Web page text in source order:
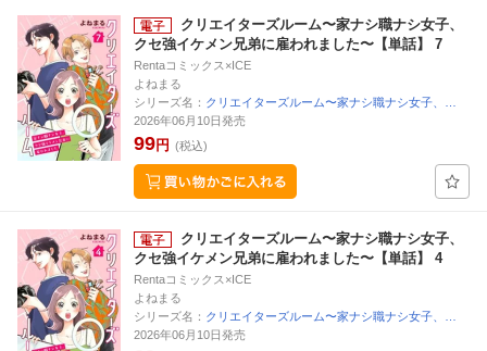
クリエイターズルーム〜家ナシ職ナシ女子、
クセ強イケメン兄弟に雇われました〜【単話】 7
Rentaコミックス×ICE
よねまる
シリーズ名： クリエイターズルーム〜家ナシ職ナシ女子、…
2026年06月10日発売
99円 (税込)
クリエイターズルーム〜家ナシ職ナシ女子、
クセ強イケメン兄弟に雇われました〜【単話】 4
Rentaコミックス×ICE
よねまる
シリーズ名： クリエイターズルーム〜家ナシ職ナシ女子、…
2026年06月10日発売